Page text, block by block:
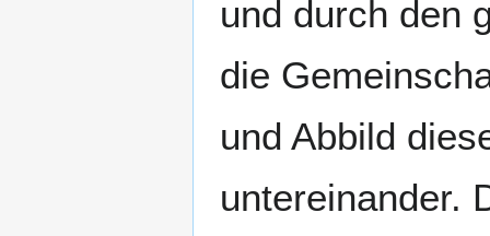
und durch den
die
und Abbild
untereinander.